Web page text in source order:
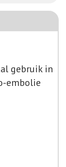
gebruik in
embolie